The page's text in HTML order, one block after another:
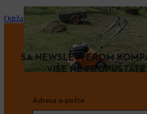
Održavanje i popravka
SA NEWSLETTEROM
VIŠE NE
Adresa e-pošte